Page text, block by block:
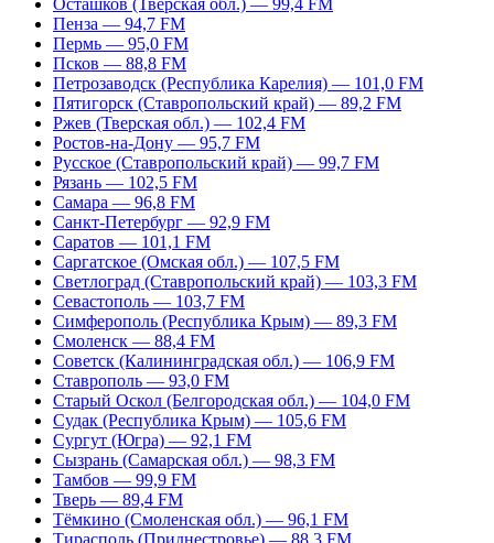
Осташков (Тверская обл.) — 99,4 FM
Пенза — 94,7 FM
Пермь — 95,0 FM
Псков — 88,8 FM
Петрозаводск (Республика Карелия) — 101,0 FM
Пятигорск (Ставропольский край) — 89,2 FM
Ржев (Тверская обл.) — 102,4 FM
Ростов-на-Дону — 95,7 FM
Русское (Ставропольский край) — 99,7 FM
Рязань — 102,5 FM
Самара — 96,8 FM
Санкт-Петербург — 92,9 FM
Саратов — 101,1 FM
Саргатское (Омская обл.) — 107,5 FM
Светлоград (Ставропольский край) — 103,3 FM
Севастополь — 103,7 FM
Симферополь (Республика Крым) — 89,3 FM
Смоленск — 88,4 FM
Советск (Калининградская обл.) — 106,9 FM
Ставрополь — 93,0 FM
Старый Оскол (Белгородская обл.) — 104,0 FM
Судак (Республика Крым) — 105,6 FM
Сургут (Югра) — 92,1 FM
Сызрань (Самарская обл.) — 98,3 FM
Тамбов — 99,9 FM
Тверь — 89,4 FM
Тёмкино (Смоленская обл.) — 96,1 FM
Тирасполь (Приднестровье) — 88,3 FM